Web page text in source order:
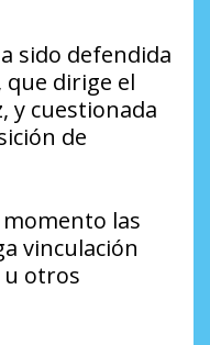
sido defendida
que dirige el
y cuestionada
de
las
vinculación
u otros